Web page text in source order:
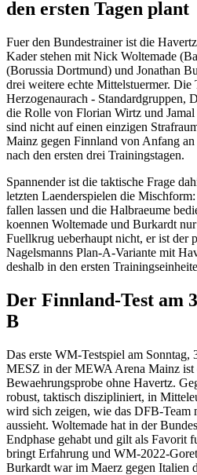
den ersten Tagen plant
Fuer den Bundestrainer ist die
Kader stehen mit Nick Woltemade
(Borussia Dortmund) und Jonathan
drei weitere echte Mittelstuermer. Die
Herzogenaurach - Standardgruppen,
die Rolle von Florian Wirtz und
sind nicht auf einen einzigen
Mainz gegen Finnland von Anfang an
nach den ersten drei Trainingstagen.
Spannender ist die taktische Frage
letzten Laenderspielen die
fallen lassen und die Halbraeume
koennen Woltemade und Burkardt
Fuellkrug ueberhaupt nicht, er ist der
Nagelsmanns Plan-A-Variante mit
deshalb in den ersten
Der Finnland-Test am
B
Das erste WM-Testspiel am
MESZ in der MEWA Arena Mainz ist
Bewaehrungsprobe ohne Havertz.
robust, taktisch diszipliniert, in
wird sich zeigen, wie das DFB-Team
aussieht. Woltemade hat in der
Endphase gehabt und gilt als Favorit
bringt Erfahrung und WM-2022-
Burkardt war im Maerz gegen Italien